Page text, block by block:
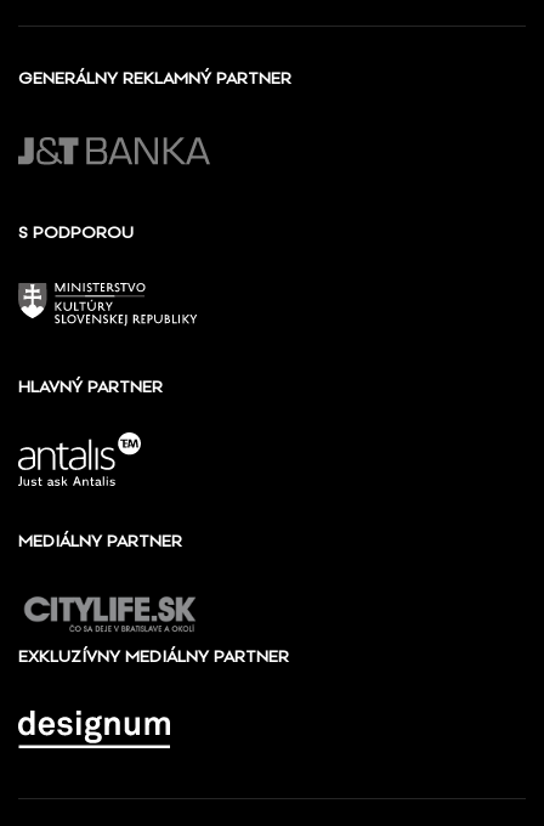
GENERÁLNY REKLAMNÝ PARTNER
S PODPOROU
HLAVNÝ PARTNER
MEDIÁLNY PARTNER
EXKLUZÍVNY MEDIÁLNY PARTNER